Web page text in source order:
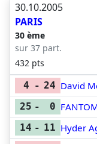
30.10.2005
PARIS
30 ème
sur 37 part.
432 pts
4 - 24 David
25 - 0
14 - 11 Hyder